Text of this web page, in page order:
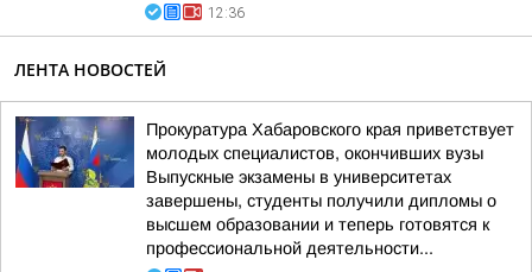
12:36
ЛЕНТА НОВОСТЕЙ
Прокуратура Хабаровского края приветствует
молодых специалистов, окончивших вузы
Выпускные экзамены в университетах
завершены, студенты получили дипломы о
высшем образовании и теперь готовятся к
профессиональной деятельности...